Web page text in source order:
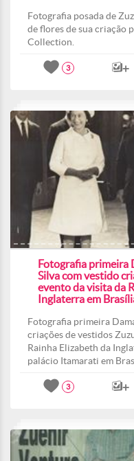
Fotografia posada de
de flores de sua criação
Collection.
3
Fotografia primeira
Silva com vestido
evento da visita da
Inglaterra em
Fotografia primeira
criações de vestidos
Rainha Elizabeth da
palácio Itamarati em
3